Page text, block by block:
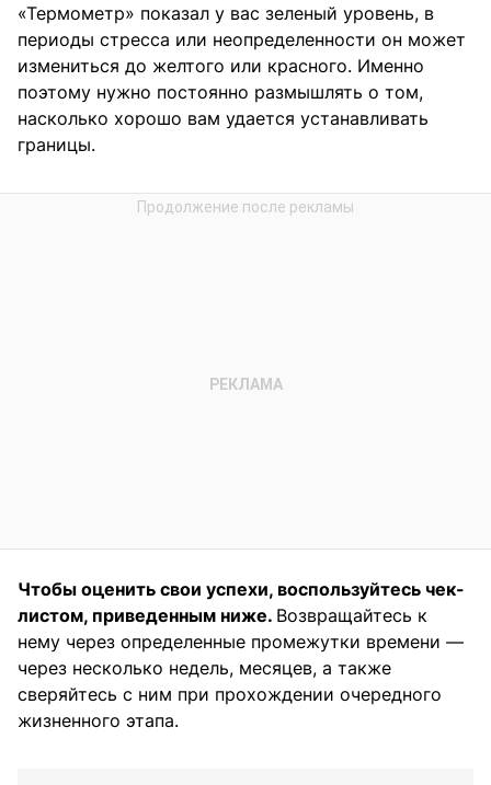
«Термометр» показал у вас зеленый уровень, в
периоды стресса или неопределенности он может
измениться до желтого или красного. Именно
поэтому нужно постоянно размышлять о том,
насколько хорошо вам удается устанавливать
границы.
Чтобы оценить свои успехи, воспользуйтесь чек-
листом, приведенным ниже. Возвращайтесь к
нему через определенные промежутки времени —
через несколько недель, месяцев, а также
сверяйтесь с ним при прохождении очередного
жизненного этапа.